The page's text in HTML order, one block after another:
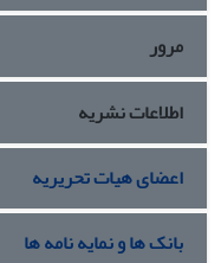
مرور
اطلاعات نشریه
اعضای هیات تحریریه
بانک ها و نمایه نامه ها